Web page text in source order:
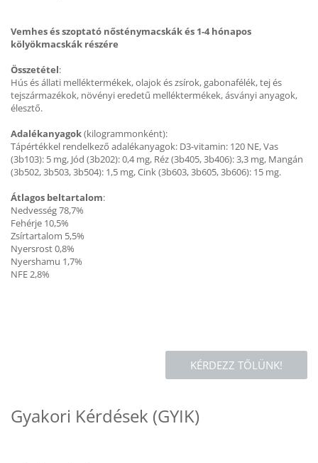
Vemhes és szoptató nősténymacskák és 1-4 hónapos
kölyökmacskák részére
Összetétel:
Hús és állati melléktermékek, olajok és zsírok, gabonafélék, tej és
tejszármazékok, növényi eredetű melléktermékek, ásványi anyagok,
élesztő.
Adalékanyagok(kilogrammonként):
Tápértékkel rendelkező adalékanyagok: D3-vitamin: 120 NE, Vas
(3b103): 5 mg, Jód (3b202): 0,4 mg, Réz (3b405, 3b406): 3,3 mg, Mangán
(3b502, 3b503, 3b504): 1,5 mg, Cink (3b603, 3b605, 3b606): 15 mg.
Átlagos beltartalom:
Nedvesség 78,7%
Fehérje 10,5%
Zsírtartalom 5,5%
Nyersrost 0,8%
Nyershamu 1,7%
NFE 2,8%
KÉRDEZZ TŐLÜNK!
Gyakori Kérdések (GYIK)